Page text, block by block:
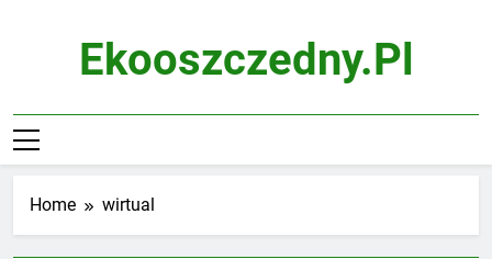
Ekooszczedny.pl
Home wirtual